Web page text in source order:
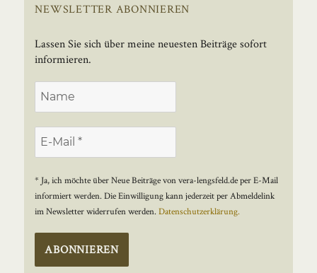
NEWSLETTER ABONNIEREN
Lassen Sie sich über meine neuesten Beiträge sofort
informieren.
* Ja, ich möchte über Neue Beiträge von vera-lengsfeld.de per E-Mail
informiert werden. Die Einwilligung kann jederzeit per Abmeldelink
im Newsletter widerrufen werden.Datenschutzerklärung.